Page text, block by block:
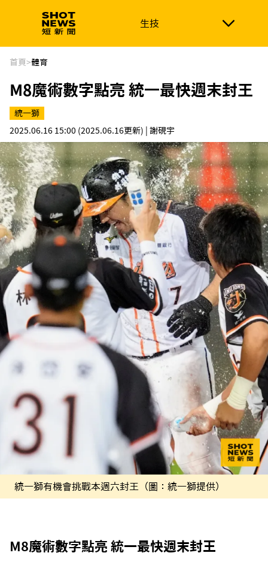
生技
生技 政治
新南向 體育
首頁>體育
M8魔術數字點亮 統一最快週末封王
統一獅
2025.06.16 15:00 (2025.06.16更新) | 謝硯宇
統一獅有機會挑戰本週六封王（圖：統一獅提供）
M8魔術數字點亮 統一最快週末封王